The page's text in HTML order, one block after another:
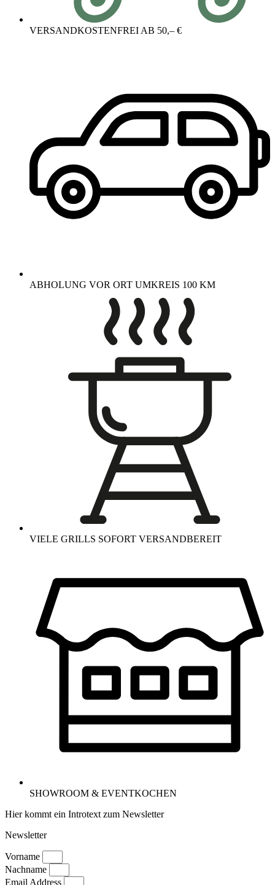
VERSANDKOSTENFREI AB 50,– €
ABHOLUNG VOR ORT UMKREIS 100 KM
VIELE GRILLS SOFORT VERSANDBEREIT
SHOWROOM & EVENTKOCHEN
Hier kommt ein Introtext zum Newsletter
Newsletter
Vorname
Nachname
Email Address